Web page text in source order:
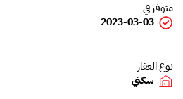
متوفر في
2023-03-03
نوع العقار
سكني